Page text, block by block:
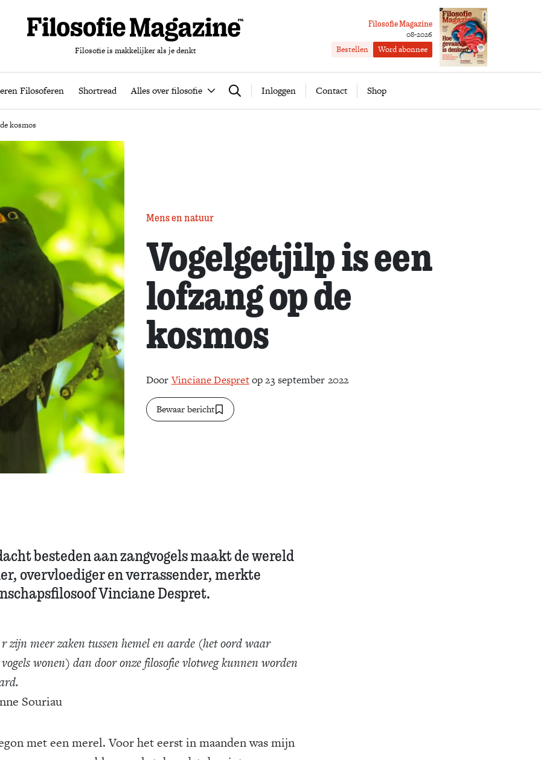
Filosofie is makkelijker als je denkt
Filosofie Magazine
08-2026
Bestellen Word abonnee
Filosoferen Shortread Alles over filosofie Zoeken Inloggen Contact Shop
Podcast Leren Filosoferen Shortread Alles over filosofie Word abonnee
kosmos
Mens en natuur
Vogelgetjilp is een
lofzang op de
kosmos
DoorVinciane Despretop 23 september 2022
Bewaar bericht
besteden aan zangvogels maakt de wereld
overvloediger en verrassender, merkte
Vinciane Despret.
r zijn meer zaken tussen hemel en aarde (het oord waar
vogels wonen) dan door onze filosofie vlotweg kunnen worden
Souriau
met een merel. Voor het eerst in maanden was mijn